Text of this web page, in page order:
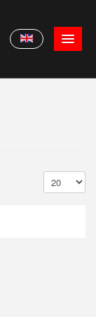
Display #